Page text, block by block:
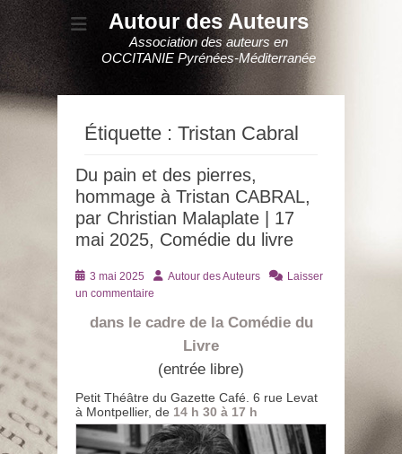
Autour des Auteurs
Association des auteurs en
OCCITANIE Pyrénées-Méditerranée
Étiquette : Tristan Cabral
Du pain et des pierres,
hommage à Tristan CABRAL,
par Christian Malaplate | 17
mai 2025, Comédie du livre
Posté
le
3 mai 2025 AuteurAutour des Auteurs
Laisser
un commentaire
dans le cadre de la Comédie du
Livre
(entrée libre)
Petit Théâtre du Gazette Café. 6 rue Levat
à Montpellier, de 14 h 30 à 17 h